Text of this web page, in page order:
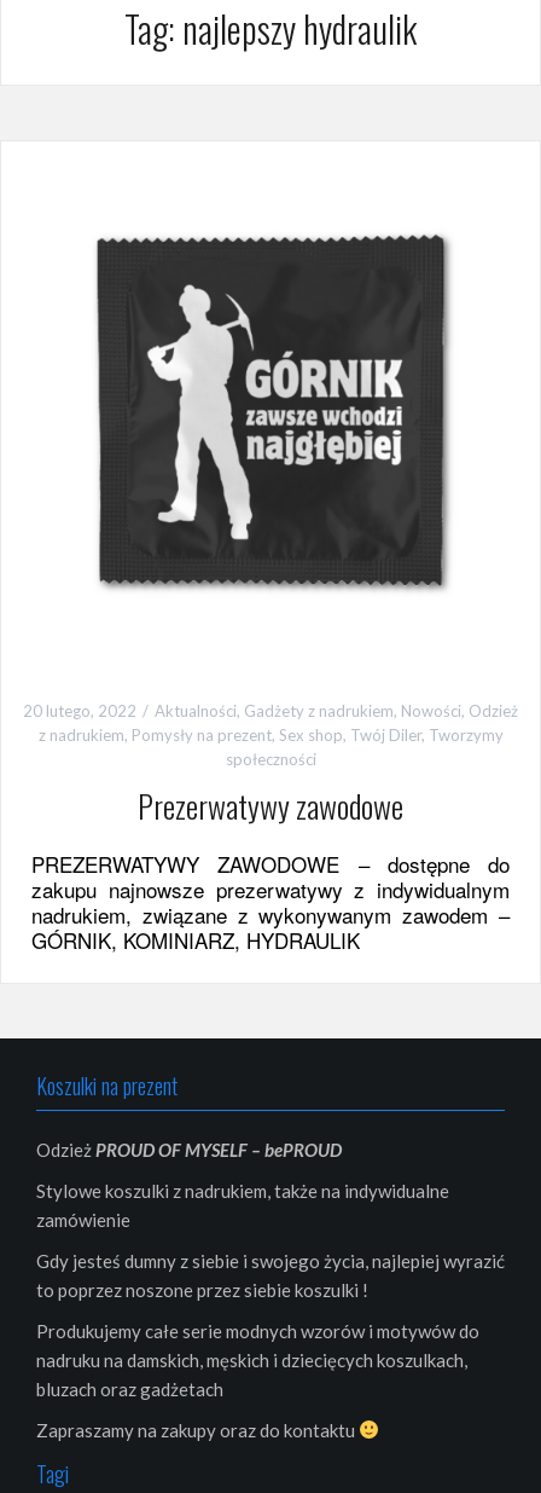
Tag: najlepszy hydraulik
20 lutego, 2022 Aktualności, Gadżety z nadrukiem, Nowości, Odzież
z nadrukiem, Pomysły na prezent, Sex shop, Twój Diler, Tworzymy
społeczności
Prezerwatywy zawodowe
PREZERWATYWY ZAWODOWE – dostępne do
zakupu najnowsze prezerwatywy z indywidualnym
nadrukiem, związane z wykonywanym zawodem –
GÓRNIK, KOMINIARZ, HYDRAULIK
Koszulki na prezent
Odzież PROUD OF MYSELF – bePROUD
Stylowe koszulki z nadrukiem, także na indywidualne
zamówienie
Gdy jesteś dumny z siebie i swojego życia, najlepiej wyrazić
to poprzez noszone przez siebie koszulki !
Produkujemy całe serie modnych wzorów i motywów do
nadruku na damskich, męskich i dziecięcych koszulkach,
bluzach oraz gadżetach
Zapraszamy na zakupy oraz do kontaktu
Tagi